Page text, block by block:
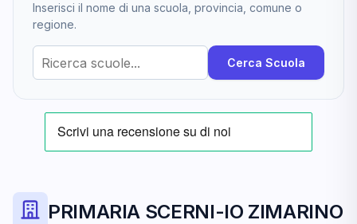
Inserisci il nome di una scuola, provincia, comune o
regione.
Cerca Scuola
PRIMARIA SCERNI-IO ZIMARINO